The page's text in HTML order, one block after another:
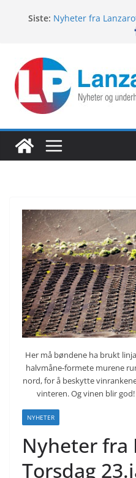
Siste: Nyheter fra
Nyheter fra
Nyheter fra
Her må bøndene ha brukt
halvmåne-formete murene
nord, for å beskytte
vinteren. Og vinen blir
NYHETER
Nyheter fra
Torsdag